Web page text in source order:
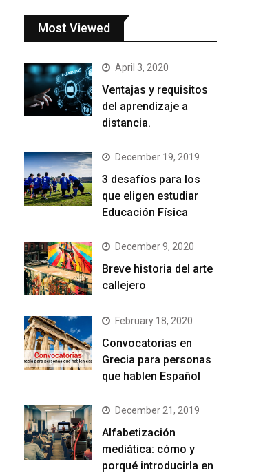
Most Viewed
April 3, 2020
Ventajas y requisitos
del aprendizaje a
distancia.
December 19, 2019
3 desafíos para los
que eligen estudiar
Educación Física
December 9, 2020
Breve historia del arte
callejero
February 18, 2020
Convocatorias en
Grecia para personas
que hablen Español
December 21, 2019
Alfabetización
mediática: cómo y
porqué introducirla en